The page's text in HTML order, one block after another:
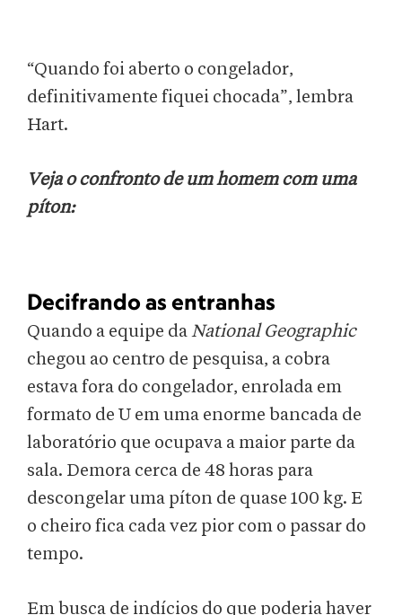
“Quando foi aberto o congelador,
definitivamente fiquei chocada”, lembra
Hart.
Veja o confronto de um homem com uma
píton:
Decifrando as entranhas
Quando a equipe daNational Geographic
chegou ao centro de pesquisa, a cobra
estava fora do congelador, enrolada em
formato de U em uma enorme bancada de
laboratório que ocupava a maior parte da
sala. Demora cerca de 48 horas para
descongelar uma píton de quase 100 kg. E
o cheiro fica cada vez pior com o passar do
tempo.
Em busca de indícios do que poderia haver